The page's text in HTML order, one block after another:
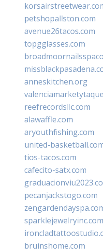
petshopallston.com
avenue26tacos.com
topgglasses.com
anneskitchen.org
reefrecordsllc.com
alawaffle.com
aryouthfishing.com
united-
tios-tacos.com
cafecito-satx.com
pecanjackstogo.com
sparklejewelryinc.com
bruinshome.com